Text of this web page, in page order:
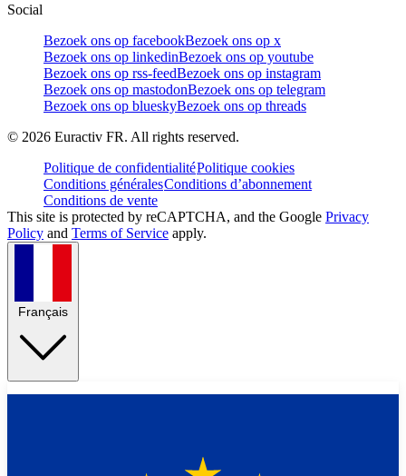
Social
Bezoek ons op facebookBezoek ons op x
Bezoek ons op linkedinBezoek ons op youtube
Bezoek ons op rss-feedBezoek ons op instagram
Bezoek ons op mastodonBezoek ons op telegram
Bezoek ons op blueskyBezoek ons op threads
© 2026 Euractiv FR. All rights reserved.
Politique de confidentialitéPolitique cookies
Conditions généralesConditions d’abonnement
Conditions de vente
This site is protected by reCAPTCHA, and the Google Privacy
Policy and Terms of Service apply.
Français